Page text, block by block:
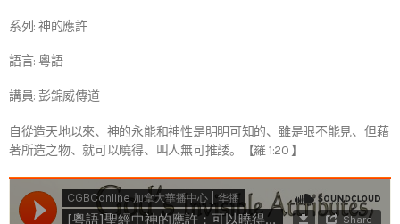
系列: 神的應許
語言: 粵語
講員: 彭錦威傳道
自從造天地以來、神的永能和神性是明明可知的、雖是眼不能見、但藉
著所造之物、就可以曉得、叫人無可推諉。【羅 1:20 】